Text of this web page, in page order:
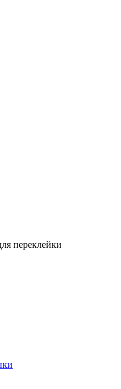
переклейки